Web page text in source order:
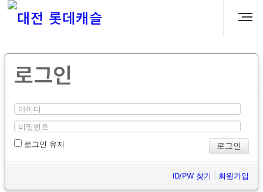
로그인
로그인 유지
ID/PW 찾기 회원가입